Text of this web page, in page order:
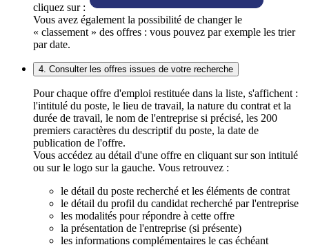
cliquez sur :
Vous avez également la possibilité de changer le
« classement » des offres : vous pouvez par exemple les trier
par date.
4. Consulter les offres issues de votre recherche
Pour chaque offre d'emploi restituée dans la liste, s'affichent :
l'intitulé du poste, le lieu de travail, la nature du contrat et la
durée de travail, le nom de l'entreprise si précisé, les 200
premiers caractères du descriptif du poste, la date de
publication de l'offre.
Vous accédez au détail d'une offre en cliquant sur son intitulé
ou sur le logo sur la gauche. Vous retrouvez :
le détail du poste recherché et les éléments de contrat
le détail du profil du candidat recherché par l'entreprise
les modalités pour répondre à cette offre
la présentation de l'entreprise (si présente)
les informations complémentaires le cas échéant